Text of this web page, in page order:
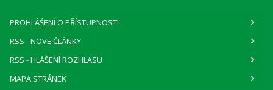
PROHLÁŠENÍ O PŘÍSTUPNOSTI
RSS - NOVÉ ČLÁNKY
RSS - HLÁŠENÍ ROZHLASU
MAPA STRÁNEK